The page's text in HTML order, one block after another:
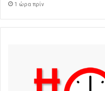
1 ώρα πρίν